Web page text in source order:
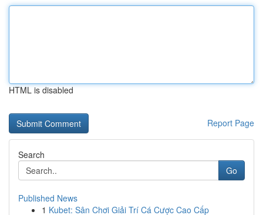
HTML is disabled
Report Page
Search
Go
Published News
1 Kubet: Sân Chơi Giải Trí Cá Cược Cao Cấp